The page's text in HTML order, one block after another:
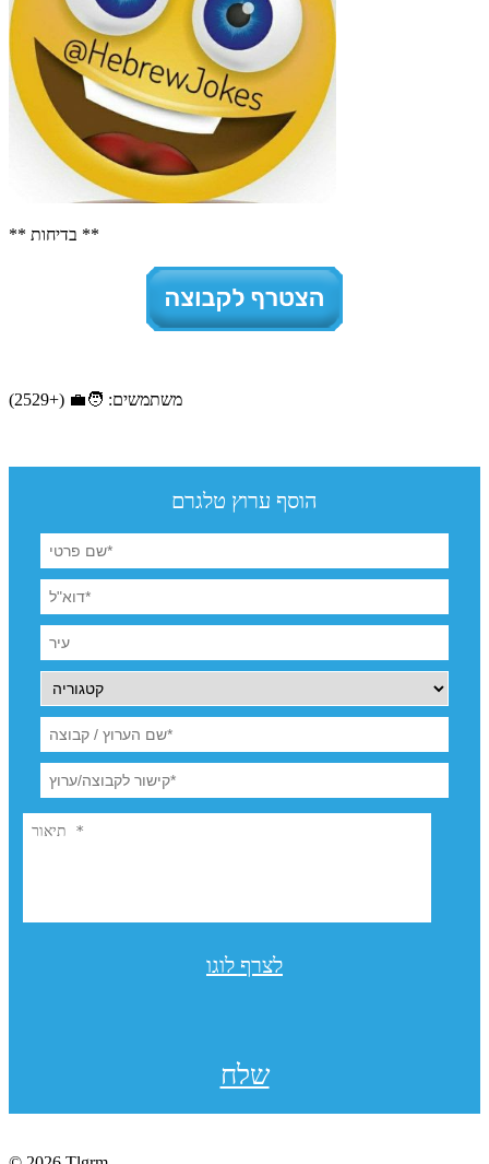
** בדיחות **
משתמשים: 🧑‍💼 (+2529)
הוסף ערוץ טלגרם
לצרף לוגו
שלח